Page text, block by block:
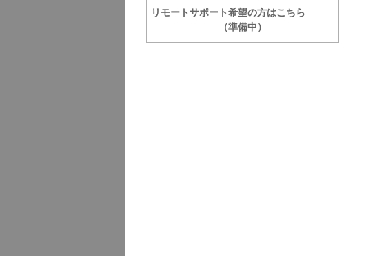
リモートサポート希望の方はこちら
（準備中）